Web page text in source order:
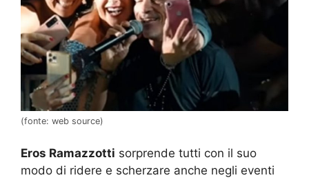
(fonte: web source)
Eros Ramazzotti sorprende tutti con il suo
modo di ridere e scherzare anche negli eventi